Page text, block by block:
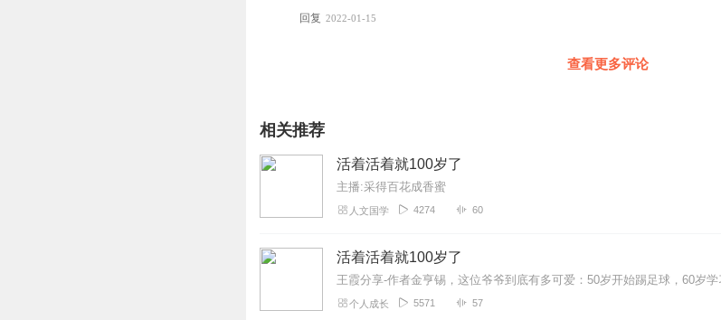
回复 2022-01-15
查看更多评论
相关推荐
活着活着就100岁了
主播:采得百花成香蜜
人文国学 4274 60
活着活着就100岁了
个人成长 5571 57